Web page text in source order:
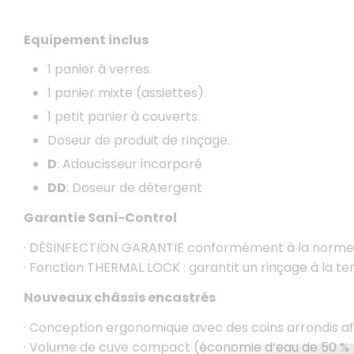
Equipement inclus
1 panier à verres.
1 panier mixte (assiettes).
1 petit panier à couverts.
Doseur de produit de rinçage.
D: Adoucisseur incorporé
DD: Doseur de détergent
Garantie Sani-Control
· DÉSINFECTION GARANTIE conformément à la
· Fonction THERMAL LOCK : garantit un rinçage à
Nouveaux châssis encastrés
· Conception ergonomique avec des coins arrondis
· Volume de cuve compact (économie d’eau de 50